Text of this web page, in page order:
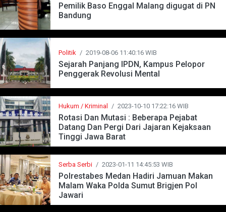
Pemilik Baso Enggal Malang digugat di PN
Bandung
Politik / 2019-08-06 11:40:16 WIB
Sejarah Panjang IPDN, Kampus Pelopor
Penggerak Revolusi Mental
Hukum / Kriminal / 2023-10-10 17:22:16 WIB
Rotasi Dan Mutasi : Beberapa Pejabat
Datang Dan Pergi Dari Jajaran Kejaksaan
Tinggi Jawa Barat
Serba Serbi / 2023-01-11 14:45:53 WIB
Polrestabes Medan Hadiri Jamuan Makan
Malam Waka Polda Sumut Brigjen Pol
Jawari